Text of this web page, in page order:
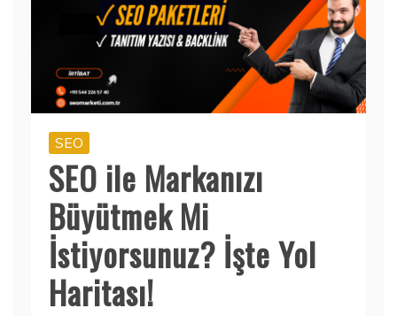
SEO
SEO ile Markanızı
Büyütmek Mi
İstiyorsunuz? İşte Yol
Haritası!